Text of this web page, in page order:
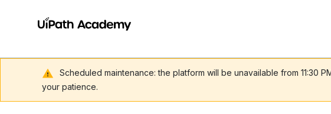
Scheduled maintenance: the platform will be unavailable from 11:30
your patience.